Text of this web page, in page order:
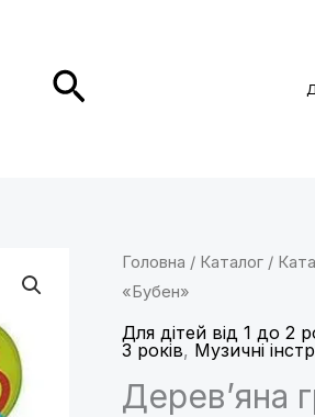
Пошук
Головна / Каталог /
«Бубен»
Для дітей від 1 до 2
3 років, Музичні
Дерев’яна
Дерев'яна
гра
«Бубен»
кількість